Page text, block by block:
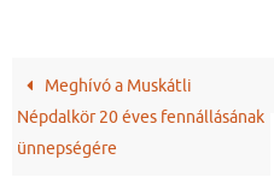
Meghívó a Muskátli
Népdalkör 20 éves fennállásának
ünnepségére